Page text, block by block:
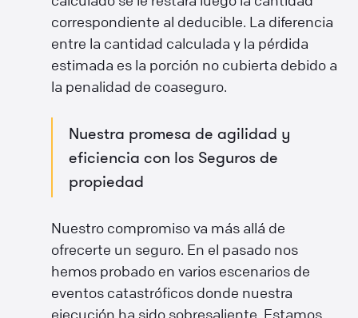
correspondiente al deducible. La diferencia
entre la cantidad calculada y la pérdida
estimada es la porción no cubierta debido a
la penalidad de coaseguro.
Nuestra promesa de agilidad y
eficiencia con los Seguros de
propiedad
Nuestro compromiso va más allá de
ofrecerte un seguro. En el pasado nos
hemos probado en varios escenarios de
eventos catastróficos donde nuestra
ejecución ha sido sobresaliente. Estamos